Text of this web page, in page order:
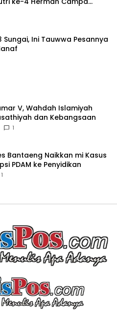
Sungai, Ini Tauwwa Pesannya
V, Wahdah Islamiyah
dan Kebangsaan
1
Bantaeng Naikkan mi Kasus
PDAM ke Penyidikan
1